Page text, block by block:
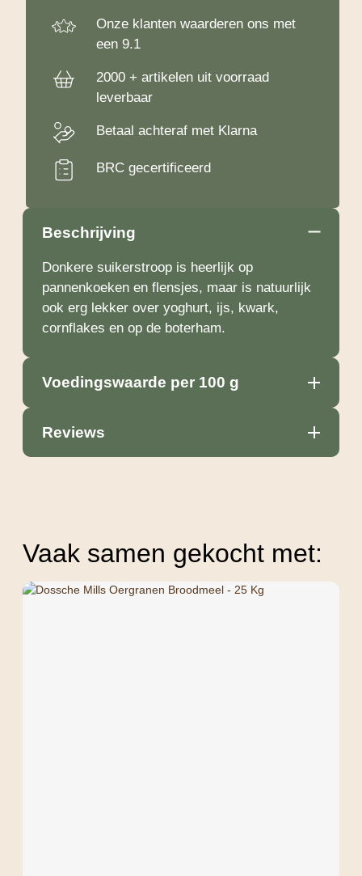
Onze klanten waarderen ons met
een 9.1
2000 + artikelen uit voorraad
leverbaar
Betaal achteraf met Klarna
BRC gecertificeerd
Beschrijving
Donkere suikerstroop is heerlijk op
pannenkoeken en flensjes, maar is natuurlijk
ook erg lekker over yoghurt, ijs, kwark,
cornflakes en op de boterham.
Voedingswaarde per 100 g
Reviews
Vaak samen gekocht met: